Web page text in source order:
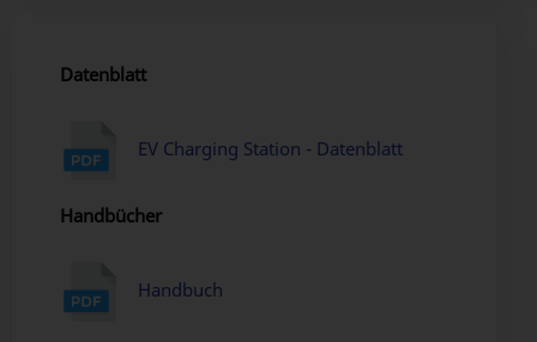
Datenblatt
EV Charging Station - Datenblatt
Handbücher
Handbuch